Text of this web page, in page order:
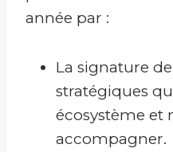
année par :
La signature
stratégiques
écosystème et
accompagner.